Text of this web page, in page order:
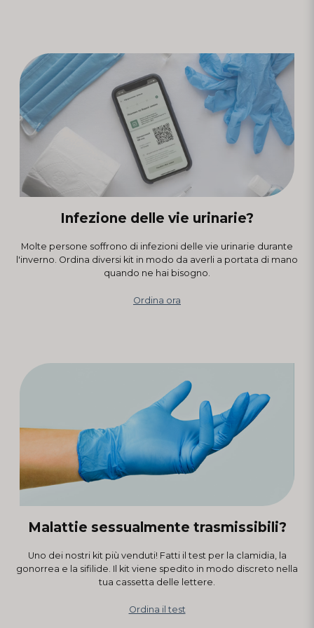
Infezione delle vie urinarie?
Molte persone soffrono di infezioni delle vie urinarie durante
l'inverno. Ordina diversi kit in modo da averli a portata di mano
quando ne hai bisogno.
Ordina ora
Malattie sessualmente trasmissibili?
Uno dei nostri kit più venduti! Fatti il test per la clamidia, la
gonorrea e la sifilide. Il kit viene spedito in modo discreto nella
tua cassetta delle lettere.
Ordina il test